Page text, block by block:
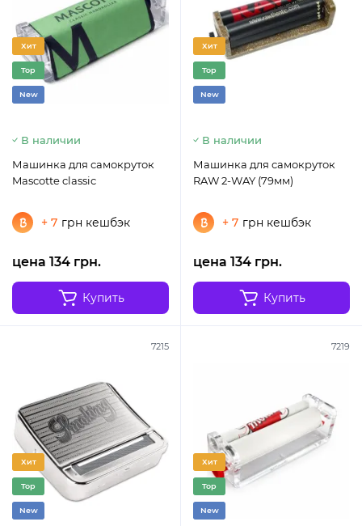
Хит
Top
New
В наличии
Машинка для самокруток
Mascotte classic
+ 7 грн кешбэк
цена 134 грн.
Купить
Хит
Top
New
В наличии
Машинка для самокруток
RAW 2-WAY (79мм)
+ 7 грн кешбэк
цена 134 грн.
Купить
7215
Хит
Top
New
7219
Хит
Top
New